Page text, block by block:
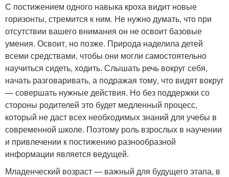
С постижением одного навыка кроха видит новые
горизонты, стремится к ним. Не нужно думать, что при
отсутствии вашего внимания он не освоит базовые
умения. Освоит, но позже. Природа наделила детей
всеми средствами, чтобы они могли самостоятельно
научиться сидеть, ходить. Слышать речь вокруг себя,
начать разговаривать, а подражая тому, что видят вокруг
— совершать нужные действия. Но без поддержки со
стороны родителей это будет медленный процесс,
который не даст всех необходимых знаний для учебы в
современной школе. Поэтому роль взрослых в научении
и привлечении к постижению разнообразной
информации является ведущей.
Младенческий возраст — важный для будущего этапа, в